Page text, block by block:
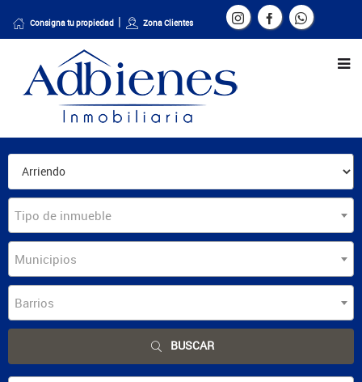
Consigna tu propiedad Zona Clientes
Tipo de inmueble
Municipios
Barrios
BUSCAR